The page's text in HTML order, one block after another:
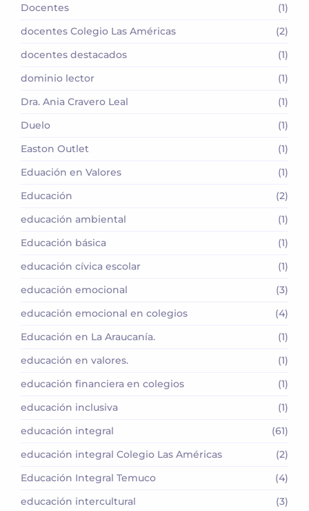
Docentes
(1)
docentes Colegio Las Américas
(2)
docentes destacados
(1)
dominio lector
(1)
Dra. Ania Cravero Leal
(1)
Duelo
(1)
Easton Outlet
(1)
Eduación en Valores
(1)
Educación
(2)
educación ambiental
(1)
Educación básica
(1)
educación cívica escolar
(1)
educación emocional
(3)
educación emocional en colegios
(4)
Educación en La Araucanía.
(1)
educación en valores.
(1)
educación financiera en colegios
(1)
educación inclusiva
(1)
educación integral
(61)
educación integral Colegio Las Américas
(2)
Educación Integral Temuco
(4)
educación intercultural
(3)